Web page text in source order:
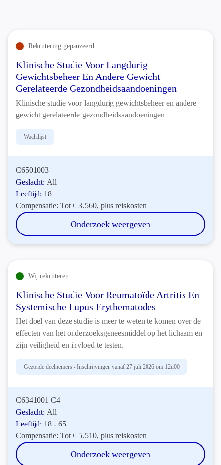
Rekrutering gepauzeerd
Klinische Studie Voor Langdurig
Gewichtsbeheer En Andere Gewicht
Gerelateerde Gezondheidsaandoeningen
Klinische studie voor langdurig gewichtsbeheer en andere
gewicht gerelateerde gezondheidsaandoeningen
Wachtlijst
C6501003
Geslacht: All
Leeftijd: 18+
Compensatie:Tot € 3.560, plus reiskosten
Onderzoek weergeven
Wij rekruteren
Klinische Studie Voor Reumatoïde Artritis En
Systemische Lupus Erythematodes
Het doel van deze studie is meer te weten te komen over de
effecten van het onderzoeksgeneesmiddel op het lichaam en
zijn veiligheid en invloed te testen.
Gezonde deelnemers - Inschrijvingen vanaf 27 juli 2026 om 12u00
C6341001 C4
Geslacht: All
Leeftijd: 18 - 65
Compensatie:Tot € 5.510, plus reiskosten
Onderzoek weergeven